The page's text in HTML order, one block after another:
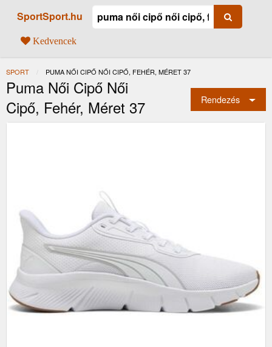
SportSport.hu
Kedvencek
SPORT JELENLEGI:
PUMA NŐI CIPŐ NŐI CIPŐ, FEHÉR, MÉRET 37
Puma Női Cipő Női
Cipő, Fehér, Méret 37
Rendezés